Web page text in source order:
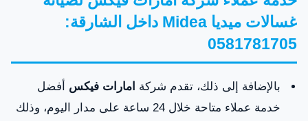
غسالات ميديا Midea داخل الشارقة:
0581781705
بالإضافة إلى ذلك، تقدم شركة امارات فيكس أفضل
خدمة عملاء متاحة خلال 24 ساعة على مدار اليوم، وذلك